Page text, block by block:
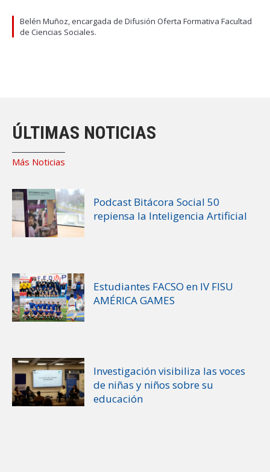
Belén Muñoz, encargada de Difusión Oferta Formativa Facultad
de Ciencias Sociales.
ÚLTIMAS NOTICIAS
Más Noticias
Podcast Bitácora Social 50
repiensa la Inteligencia Artificial
Estudiantes FACSO en IV FISU
AMÉRICA GAMES
Investigación visibiliza las voces
de niñas y niños sobre su
educación